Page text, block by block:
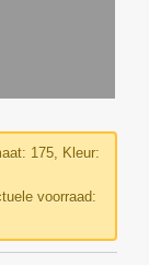
175, Kleur:
voorraad: